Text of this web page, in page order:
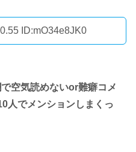
ID:mO34e8JK0
空気読めないor難癖コメ
人でメンションしまくっ